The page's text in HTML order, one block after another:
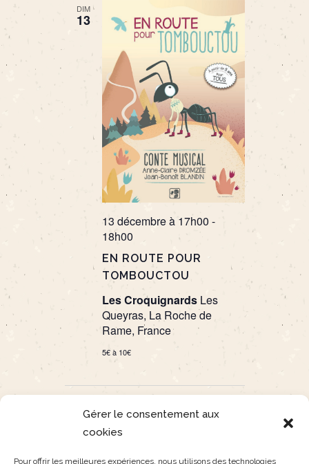
Gérer le consentement aux
cookies
Pour offrir les meilleures expériences, nous utilisons des technologies
DIM
13
EN ROUTE POUR
TOMBOUCTOU
13 décembre à 17h00 -
18h00
Les Croquignards Les
Queyras, La Roche de
Rame, France
5€ à 10€
Évènements
précédentsAujourd’hui Évènements
suivants
S’abonner au calendrier